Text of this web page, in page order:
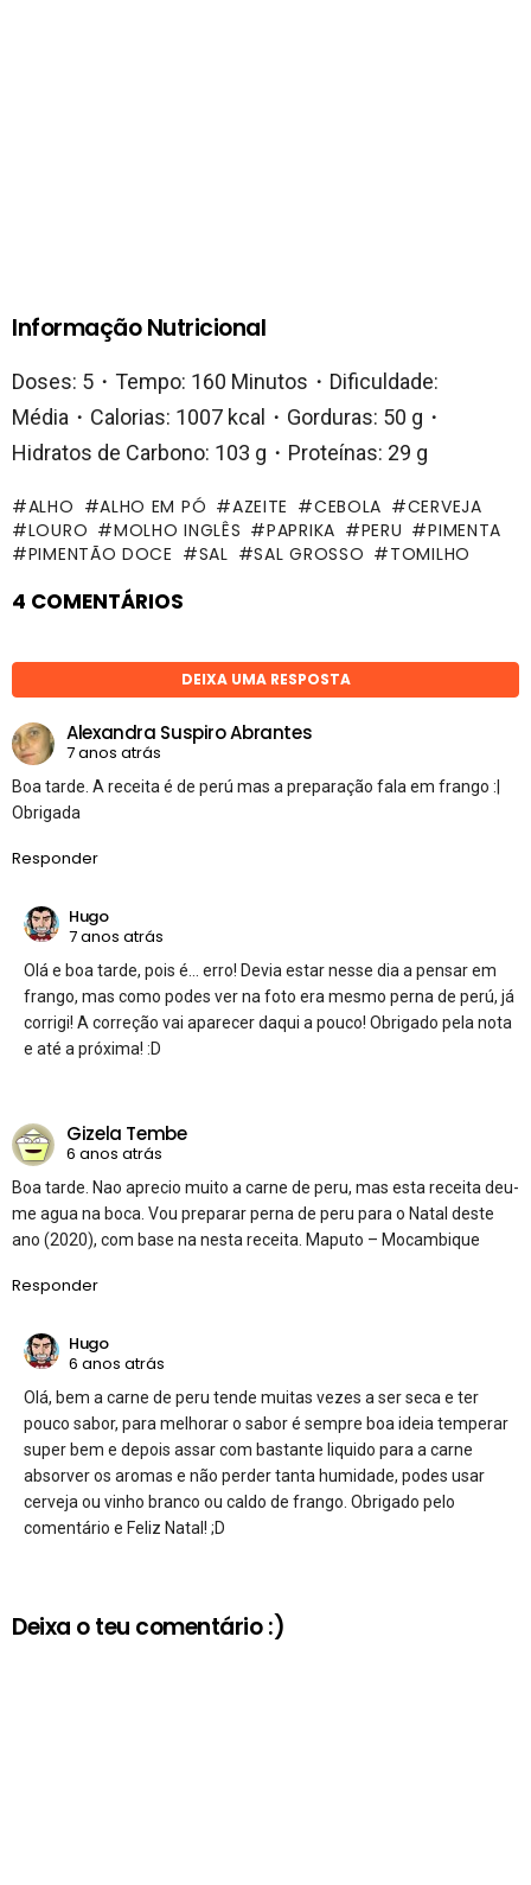
Informação Nutricional
Doses: 5・Tempo: 160 Minutos・Dificuldade:
Média・Calorias: 1007 kcal・Gorduras: 50 g・
Hidratos de Carbono: 103 g・Proteínas: 29 g
ALHO ALHO EM PÓ AZEITE CEBOLA
CERVEJA
LOURO
MOLHO INGLÊS PAPRIKA PERU
PIMENTA
PIMENTÃO DOCE
SAL SAL GROSSO TOMILHO
4 COMENTÁRIOS
DEIXA UMA RESPOSTA
Alexandra Suspiro Abrantes
7 anos atrás
Boa tarde. A receita é de perú mas a preparação fala em frango :|
Obrigada
Responder
Hugo
7 anos atrás
Olá e boa tarde, pois é… erro! Devia estar nesse dia a pensar em
frango, mas como podes ver na foto era mesmo perna de perú, já
corrigi! A correção vai aparecer daqui a pouco! Obrigado pela nota
e até a próxima! :D
Gizela Tembe
6 anos atrás
Boa tarde. Nao aprecio muito a carne de peru, mas esta receita deu-
me agua na boca. Vou preparar perna de peru para o Natal deste
ano (2020), com base na nesta receita. Maputo – Mocambique
Responder
Hugo
6 anos atrás
Olá, bem a carne de peru tende muitas vezes a ser seca e ter
pouco sabor, para melhorar o sabor é sempre boa ideia temperar
super bem e depois assar com bastante liquido para a carne
absorver os aromas e não perder tanta humidade, podes usar
cerveja ou vinho branco ou caldo de frango. Obrigado pelo
comentário e Feliz Natal! ;D
Deixa o teu comentário :)